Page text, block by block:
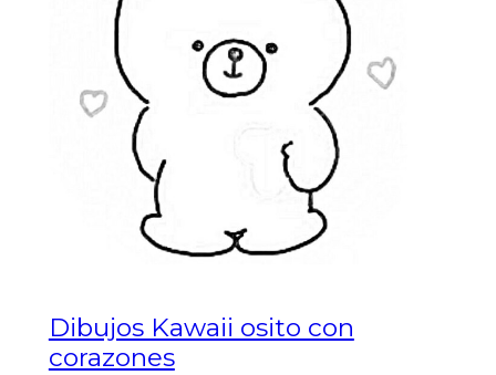
Dibujos Kawaii osito con
corazones